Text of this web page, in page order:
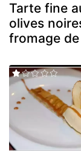
Tarte fine
olives
fromage